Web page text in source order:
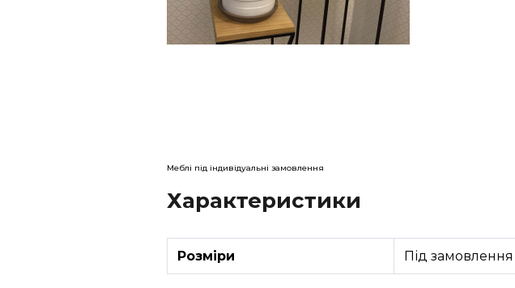
Меблі під індивідуальні замовлення
Характеристики
Розміри Під замовлення